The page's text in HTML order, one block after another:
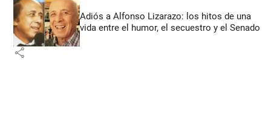
Adiós a Alfonso Lizarazo: los hitos de una
vida entre el humor, el secuestro y el Senado
share